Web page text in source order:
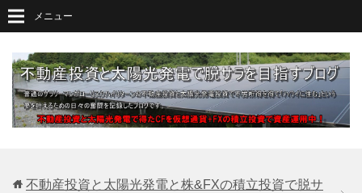
メニュー
不動産投資と太陽光発電と株&FXの積立投資で脱サ